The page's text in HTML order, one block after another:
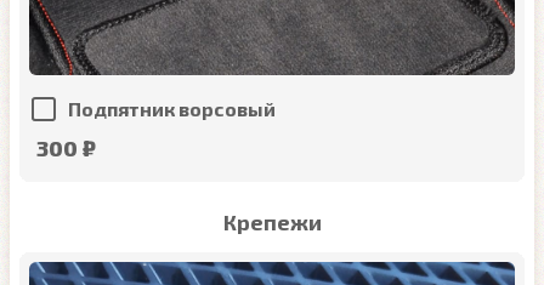
Подпятник ворсовый
300 ₽
Крепежи